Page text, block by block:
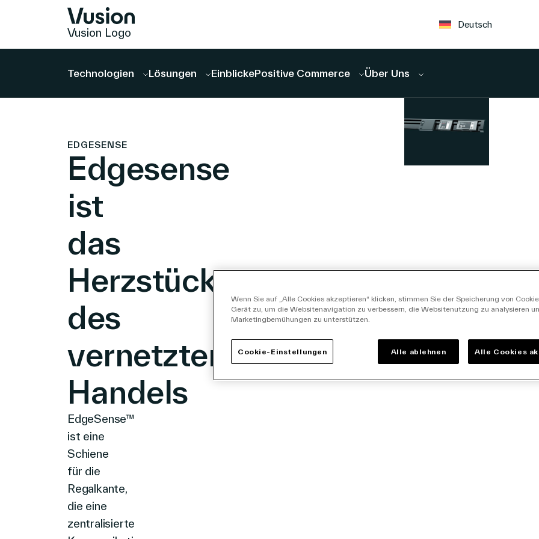
Vusion Logo
Deutsch
Technologien Lösungen EinblickePositive Commerce Über Uns
EDGESENSE
Edgesense
ist
das
Herzstück
des
vernetzten
Handels
EdgeSense™
ist eine
Schiene
für die
Regalkante,
die eine
zentralisierte
Wenn Sie auf „Alle Cookies akzeptieren“ klicken, stimmen Sie der Speicherung von
Gerät zu, um die Websitenavigation zu verbessern, die Websitenutzung zu analysieren
Marketingbemühungen zu unterstützen.
Alle ablehnen Alle Cookies
Cookie-Einstellungen